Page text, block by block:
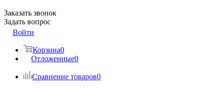
Заказать звонок
Задать вопрос
Войти
Корзина0
Отложенные0
Сравнение товаров0